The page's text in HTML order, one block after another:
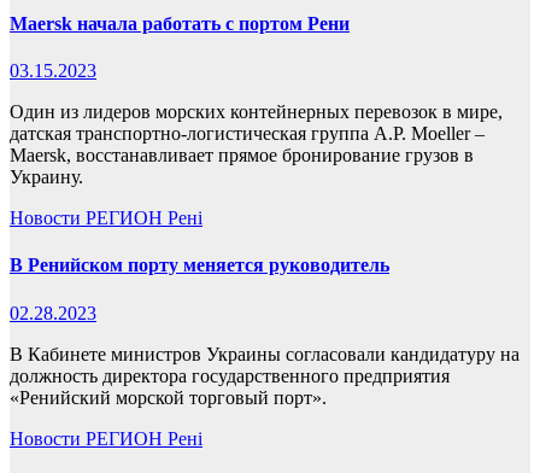
Maersk начала работать с портом Рени
03.15.2023
Один из лидеров морских контейнерных перевозок в мире,
датская транспортно-логистическая группа A.P. Moeller –
Maersk, восстанавливает прямое бронирование грузов в
Украину.
Новости РЕГИОН Рені
В Ренийском порту меняется руководитель
02.28.2023
В Кабинете министров Украины согласовали кандидатуру на
должность директора государственного предприятия
«Ренийский морской торговый порт».
Новости РЕГИОН Рені